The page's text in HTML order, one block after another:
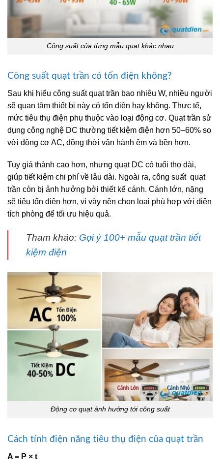
Công suất của từng mẫu quạt khác nhau
Công suất quạt trần có tốn điện không?
Sau khi hiểu công suất quạt trần bao nhiêu W, nhiều người
sẽ quan tâm thiết bị này có tốn điện hay không. Thực tế,
mức tiêu thụ điện phụ thuộc vào loại động cơ. Quạt trần sử
dụng công nghệ DC thường tiết kiệm điện hơn 50–60% so
với động cơ AC, đồng thời vận hành êm và bền hơn.
Tuy giá thành cao hơn, nhưng quạt DC có tuổi thọ dài,
giúp tiết kiệm chi phí về lâu dài. Ngoài ra, công suất quạt
trần còn bị ảnh hưởng bởi thiết kế cánh. Cánh lớn, nặng
sẽ tiêu tốn điện hơn, vì vậy nên chọn loại phù hợp với diện
tích phòng để tối ưu hiệu quả.
Tham khảo: Gợi ý 100+ mẫu quạt trần tiết
kiệm điện
Động cơ quạt ảnh hưởng tới công suất
Cách tính điện năng tiêu thụ điện của quạt trần
A = P × t